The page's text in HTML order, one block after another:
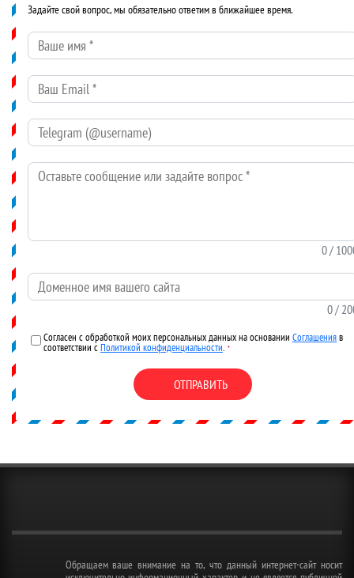
Задайте свой вопрос, мы обязательно ответим в ближайшее время.
Ваше имя *
Ваш Email*
Telegram (@username)
Оставьте сообщение или задайте вопрос *
0/
Доменное имя вашего сайта
0/
Согласен с обработкой моих персональных данных на основании Соглашенияв
соответствии сПолитикой конфиденциальности *
ОТПРАВИТЬ
Обращаем ваше внимание на то, что данный интернет-сайт носит